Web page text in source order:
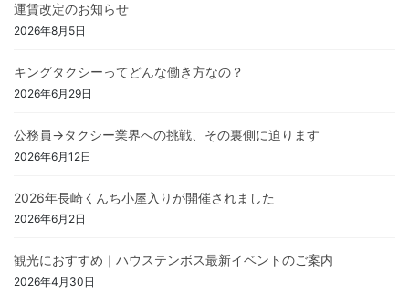
運賃改定のお知らせ
2026年8月5日
キングタクシーってどんな働き方なの？
2026年6月29日
公務員→タクシー業界への挑戦、その裏側に迫ります
2026年6月12日
2026年長崎くんち小屋入りが開催されました
2026年6月2日
観光におすすめ｜ハウステンボス最新イベントのご案内
2026年4月30日